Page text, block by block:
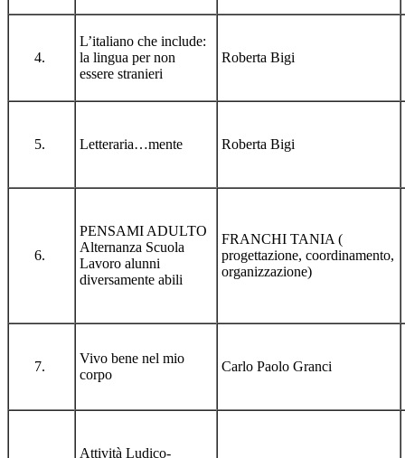
L’italiano che include:
la lingua per non
essere stranieri
Roberta Bigi
Letteraria…mente Roberta Bigi
PENSAMI ADULTO
Alternanza Scuola
Lavoro alunni
diversamente abili
FRANCHI TANIA (
progettazione, coordinamento,
organizzazione)
Vivo bene nel mio
corpo
Carlo Paolo Granci
Attività Ludico-